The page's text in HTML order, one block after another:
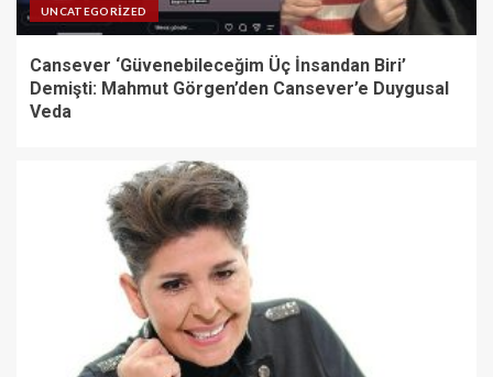
UNCATEGORIZED
Cansever ‘Güvenebileceğim Üç İnsandan Biri’
Demişti: Mahmut Görgen’den Cansever’e Duygusal
Veda